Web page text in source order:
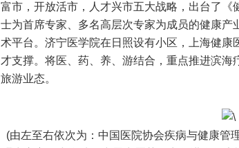
富市，开放活市，人才兴市五大战略，出台了
士为首席专家、多名高层次专家为成员的健康
术平台。济宁医学院在日照设有小区，上海健康
才支撑。将医、药、养、游结合，重点推进滨
旅游业态。
(由左至右依次为：中国医院协会疾病与健康管